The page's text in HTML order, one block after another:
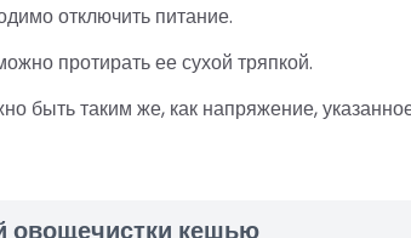
отключить питание.
протирать ее сухой тряпкой.
быть таким же, как напряжение,
овощечистки кешью